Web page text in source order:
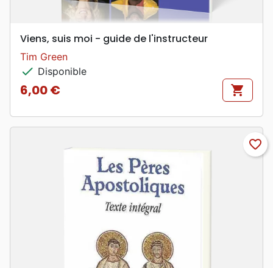
Viens, suis moi - guide de l'instructeur
Tim Green
check Disponible
Prix
6,00 € shopping_cart
favorite_border